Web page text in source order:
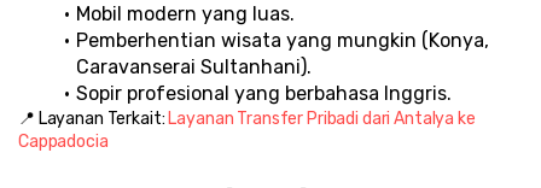
Mobil modern yang luas.
Pemberhentian wisata yang mungkin (Konya,
Caravanserai Sultanhani).
Sopir profesional yang berbahasa Inggris.
📍 Layanan Terkait: Layanan Transfer Pribadi dari Antalya ke
Cappadocia